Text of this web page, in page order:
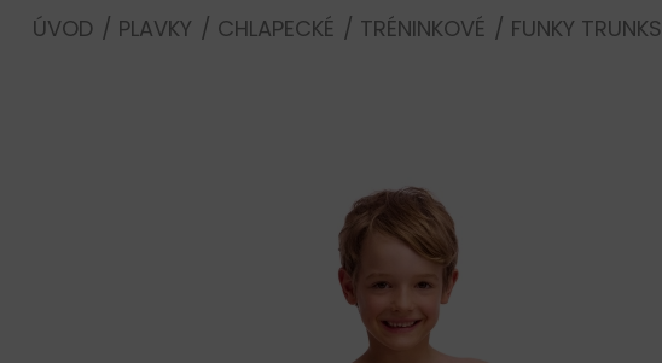
ÚVOD / PLAVKY / CHLAPECKÉ / TRÉNINKOVÉ / FUNKY TRUNKS